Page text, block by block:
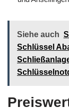
Siehe auch
Schlüssel